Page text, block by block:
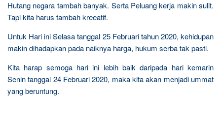
Hutang negara tambah banyak. Serta Peluang kerja makin sulit.
Tapi kita harus tambah kreeatif.
Untuk Hari ini Selasa tanggal 25 Februari tahun 2020, kehidupan
makin dihadapkan pada naiknya harga, hukum serba tak pasti.
Kita harap semoga hari ini lebih baik daripada hari kemarin
Senin tanggal 24 Februari 2020, maka kita akan menjadi ummat
yang beruntung.